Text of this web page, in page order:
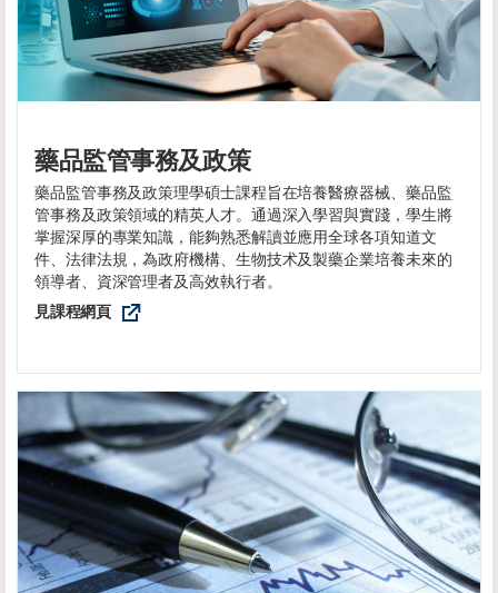
藥品監管事務及政策
藥品監管事務及政策理學碩士課程旨在培養醫療器械、藥品監
管事務及政策領域的精英人才。通過深入學習與實踐，學生將
掌握深厚的專業知識，能夠熟悉解讀並應用全球各項知道文
件、法律法規，為政府機構、生物技术及製藥企業培養未來的
領導者、資深管理者及高效執行者。
見課程網頁